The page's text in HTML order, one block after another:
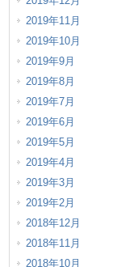
2019年11月
2019年10月
2019年9月
2019年8月
2019年7月
2019年6月
2019年5月
2019年4月
2019年3月
2019年2月
2018年12月
2018年11月
2018年10月